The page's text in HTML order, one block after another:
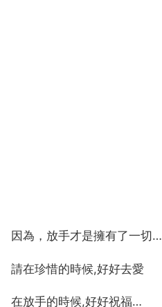
因為，放手才是擁有了一切…
請在珍惜的時候,好好去愛
在放手的時候,好好祝福…